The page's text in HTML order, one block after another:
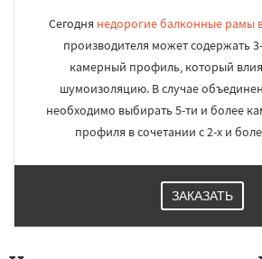
Сегодня недорогие балконные рамы
производителя может содержать
камерный профиль, который
шумоизоляцию. В случае
необходимо выбирать 5-ти и более
профиля в сочетании с 2-х и
ЗАКАЗАТЬ